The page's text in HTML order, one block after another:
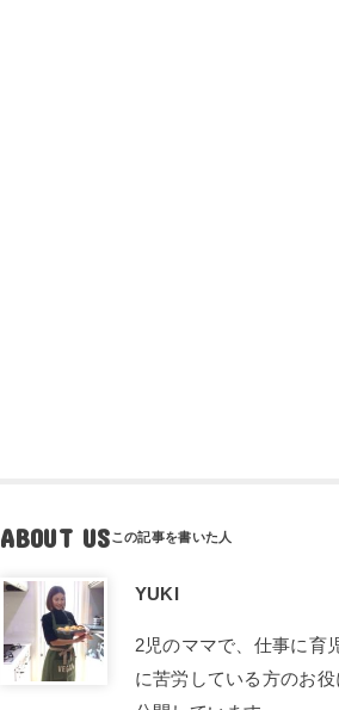
ABOUT US
YUKI
2児のママで、仕事に育
に苦労している方のお